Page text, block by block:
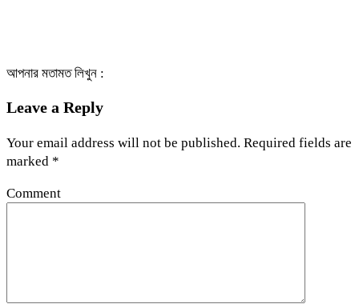
আপনার মতামত লিখুন :
Leave a Reply
Your email address will not be published. Required fields are
marked *
Comment